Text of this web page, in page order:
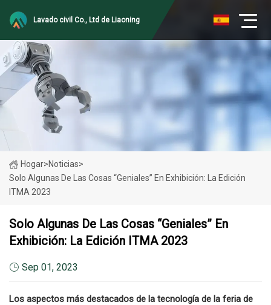
Lavado civil Co., Ltd de Liaoning
Hogar>Noticias>
Solo Algunas De Las Cosas “geniales” En Exhibición: La Edición
ITMA 2023
Solo Algunas De Las Cosas “geniales” En
Exhibición: La Edición ITMA 2023
Sep 01, 2023
Los aspectos más destacados de la tecnología de la feria de